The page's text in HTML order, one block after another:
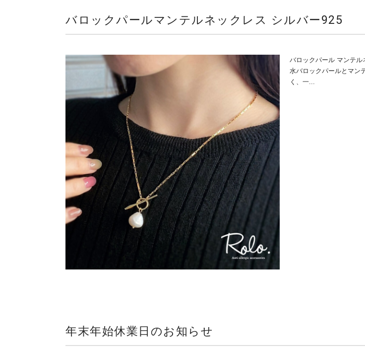
バロックパールマンテルネックレス シルバー925
バロックパール マンテル
水バロックパールとマン
く、一...
年末年始休業日のお知らせ